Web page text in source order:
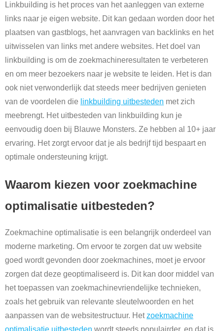
Linkbuilding is het proces van het aanleggen van externe
links naar je eigen website. Dit kan gedaan worden door het
plaatsen van gastblogs, het aanvragen van backlinks en het
uitwisselen van links met andere websites. Het doel van
linkbuilding is om de zoekmachineresultaten te verbeteren
en om meer bezoekers naar je website te leiden. Het is dan
ook niet verwonderlijk dat steeds meer bedrijven genieten
van de voordelen die linkbuilding uitbesteden met zich
meebrengt. Het uitbesteden van linkbuilding kun je
eenvoudig doen bij Blauwe Monsters. Ze hebben al 10+ jaar
ervaring. Het zorgt ervoor dat je als bedrijf tijd bespaart en
optimale ondersteuning krijgt.
Waarom kiezen voor zoekmachine
optimalisatie uitbesteden?
Zoekmachine optimalisatie is een belangrijk onderdeel van
moderne marketing. Om ervoor te zorgen dat uw website
goed wordt gevonden door zoekmachines, moet je ervoor
zorgen dat deze geoptimaliseerd is. Dit kan door middel van
het toepassen van zoekmachinevriendelijke technieken,
zoals het gebruik van relevante sleutelwoorden en het
aanpassen van de websitestructuur. Hetzoekmachine